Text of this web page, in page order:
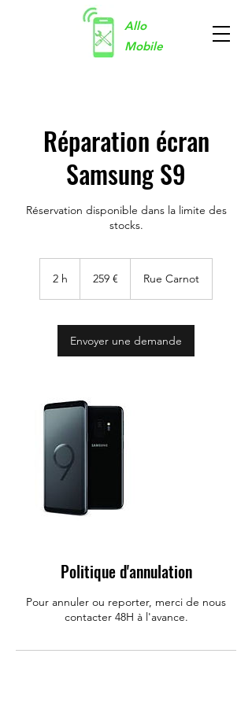
Allo
Mobile
Réparation écran
Samsung S9
Réservation disponible dans la limite des
stocks.
2 h 259 € Rue Carnot
Envoyer une demande
Politique d'annulation
Pour annuler ou reporter, merci de nous
contacter 48H à l'avance.